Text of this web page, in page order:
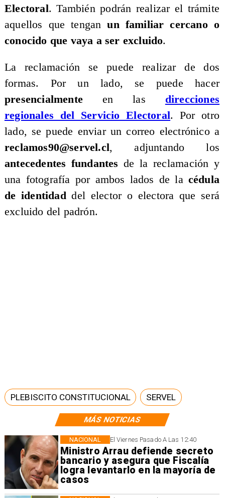
MÁS NOTICIAS
El Viernes Pasado A Las 12:40
Ministro Arrau defiende secreto
bancario y asegura que Fiscalía
logra levantarlo en la mayoría de
casos
NACIONAL
Electoral. También podrán realizar el trámite
aquellos que tenganun familiar cercano o
conocido que vaya a ser excluido.
La reclamación se puede realizar de dos
formas. Por un lado, se puede hacer
presencialmenteen las direcciones
regionales del Servicio Electoral. Por otro
lado, se puede enviar un correo electrónico a
reclamos90@servel.cl, adjuntando los
antecedentes fundantes de la reclamación y
una fotografía por ambos lados de lacédula
de identidaddel elector o electora que será
excluido del padrón.
PLEBISCITO CONSTITUCIONAL SERVEL